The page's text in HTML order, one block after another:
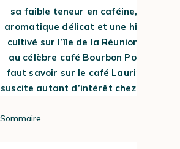
sa faible teneur en caféine, il se
aromatique délicat et une histoire
cultivé sur l’île de la Réunion, ce
au célèbre café Bourbon Pointu.
faut savoir sur le café Laurina et
suscite autant d’intérêt chez les
Sommaire